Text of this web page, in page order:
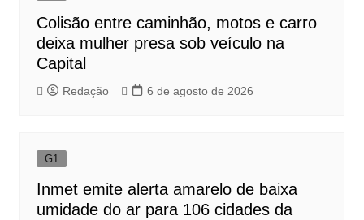
Colisão entre caminhão, motos e carro
deixa mulher presa sob veículo na
Capital
Redação 6 de agosto de 2026
G1
Inmet emite alerta amarelo de baixa
umidade do ar para 106 cidades da